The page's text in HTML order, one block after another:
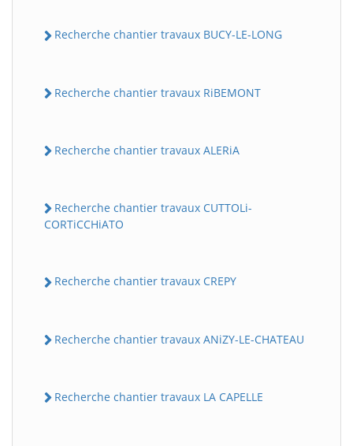
Recherche chantier travaux BUCY-LE-LONG
Recherche chantier travaux RiBEMONT
Recherche chantier travaux ALERiA
Recherche chantier travaux CUTTOLi-
CORTiCCHiATO
Recherche chantier travaux CREPY
Recherche chantier travaux ANiZY-LE-CHATEAU
Recherche chantier travaux LA CAPELLE